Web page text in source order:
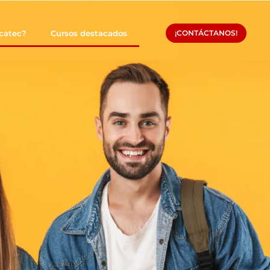
Cursos destacados ¡CONTÁCTANOS!